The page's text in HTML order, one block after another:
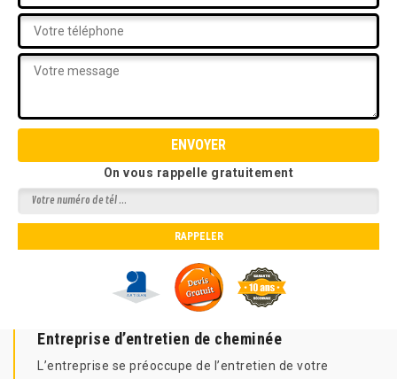
On vous rappelle gratuitement
Entreprise d’entretien de cheminée
L’entreprise se préoccupe de l’entretien de votre